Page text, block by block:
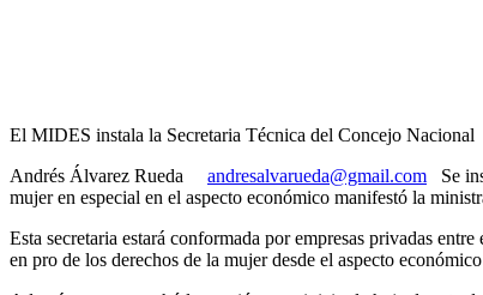
El MIDES instala la Secretaria Técnica del Concejo
Andrés Álvarez Rueda andresalvarueda@gmail.com Se
mujer en especial en el aspecto económico manifestó la
Esta secretaria estará conformada por empresas privadas
en pro de los derechos de la mujer desde el aspecto